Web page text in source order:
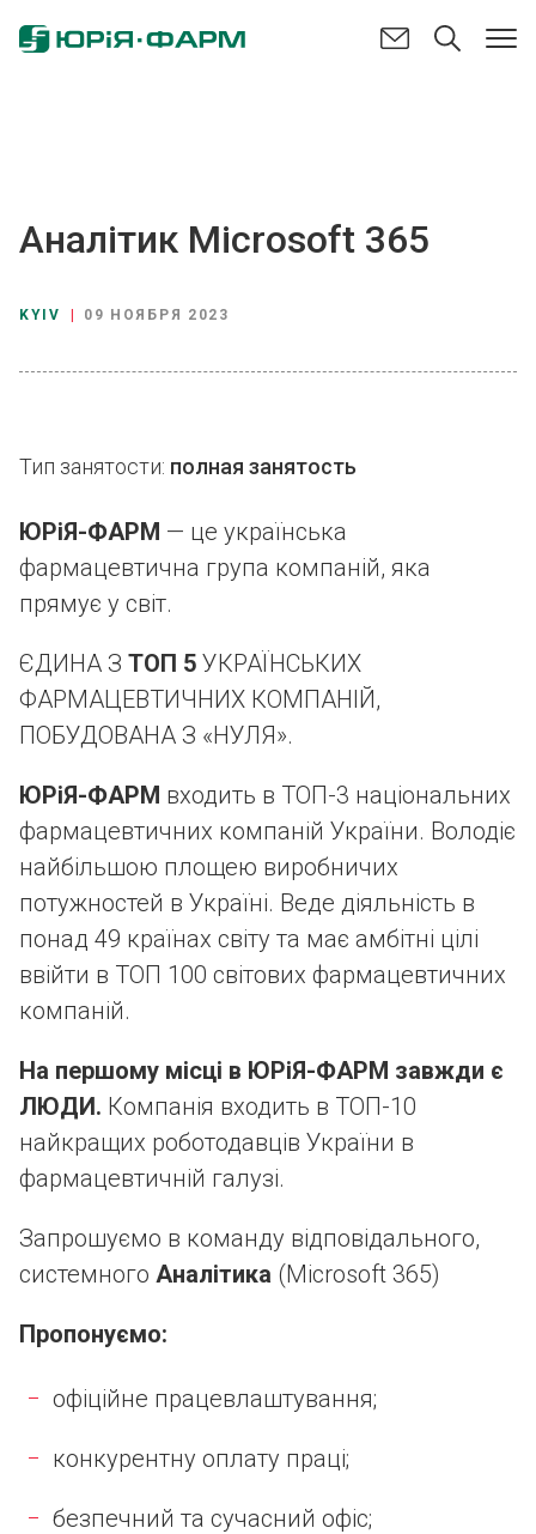
Аналітик Мicrosoft 365
KYIV 09 НОЯБРЯ 2023
Тип занятости: полная занятость
ЮРіЯ-ФАРМ — це українська
фармацевтична група компаній, яка
прямує у світ.
ЄДИНА З ТОП 5 УКРАЇНСЬКИХ
ФАРМАЦЕВТИЧНИХ КОМПАНІЙ,
ПОБУДОВАНА З «НУЛЯ».
ЮРіЯ-ФАРМ входить в ТОП-3 національних
фармацевтичних компаній України. Володіє
найбільшою площею виробничих
потужностей в Україні. Веде діяльність в
понад 49 країнах світу та має амбітні цілі
ввійти в ТОП 100 світових фармацевтичних
компаній.
На першому місці в ЮРіЯ-ФАРМ завжди є
ЛЮДИ. Компанія входить в ТОП-10
найкращих роботодавців України в
фармацевтичній галузі.
Запрошуємо в команду відповідального,
системного Аналітика (Мicrosoft 365)
Пропонуємо:
офіційне працевлаштування;
конкурентну оплату праці;
безпечний та сучасний офіс;